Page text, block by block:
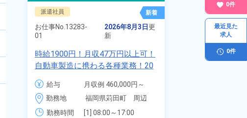
派遣社員 新着
お仕事No. 13283-
01
2026年8月3日更
新
時給1900円！月収47万円以上可！
自動車製造に携わる各種業務！20
代～40代の男女活躍中★ワンルー
ム寮無料！マイカー通勤OK！無料
駐車場あり！赴任旅費会社負担！
社員食堂あり！日払いあり！土日
給与
月収例 460,000円～
480,000円
時給 1,900円～1,900円
勤務地
福岡県苅田町　周辺
勤務時間
[1] 08:00～17:00
正社員 ※無期雇用
お仕事No.8924-
【最短当日内
寮】未経験で
0件
最近見た
求人
0件